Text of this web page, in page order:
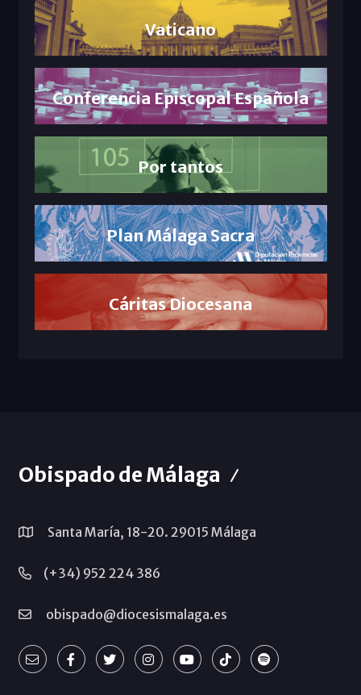
Vaticano
Conferencia Episcopal Española
Por tantos
Plan Málaga Sacra
Cáritas Diocesana
Obispado de Málaga
Santa María, 18-20. 29015 Málaga
(+34) 952 224 386
obispado@diocesismalaga.es